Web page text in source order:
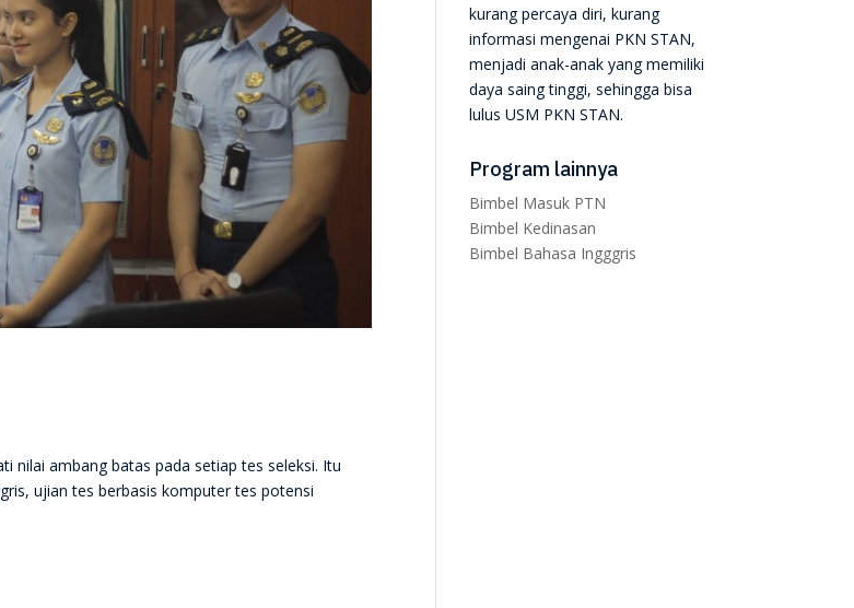
nilai ambang batas pada setiap tes seleksi. Itu
ujian tes berbasis komputer tes potensi
kurang percaya diri, kurang
informasi mengenai PKN STAN,
menjadi anak-anak yang memiliki
daya saing tinggi, sehingga bisa
lulus USM PKN STAN.
Program lainnya
Bimbel Masuk PTN
Bimbel Kedinasan
Bimbel Bahasa Ingggris